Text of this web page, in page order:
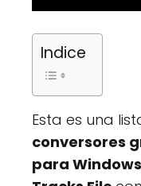
Indice
Esta es una
conversores
para Windows